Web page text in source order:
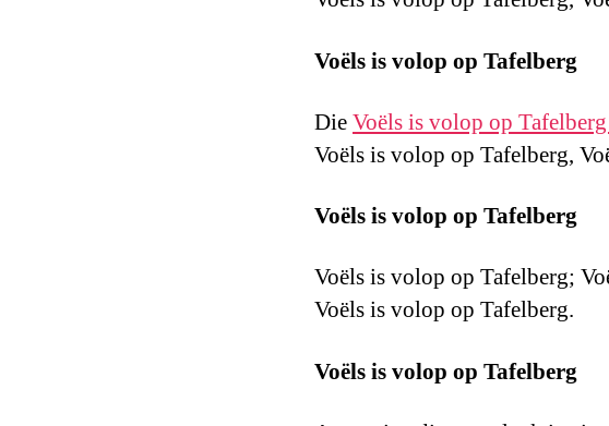
Voëls is volop op Tafelberg
DieVoëls is volop op Tafelberg
Voëls is volop op Tafelberg,
Voëls is volop op Tafelberg
Voëls is volop op Tafelberg;
Voëls is volop op Tafelberg.
Voëls is volop op Tafelberg